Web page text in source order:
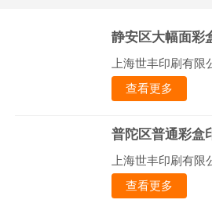
静安区大幅面彩
上海世丰印刷有限
查看更多
普陀区普通彩盒
上海世丰印刷有限
查看更多